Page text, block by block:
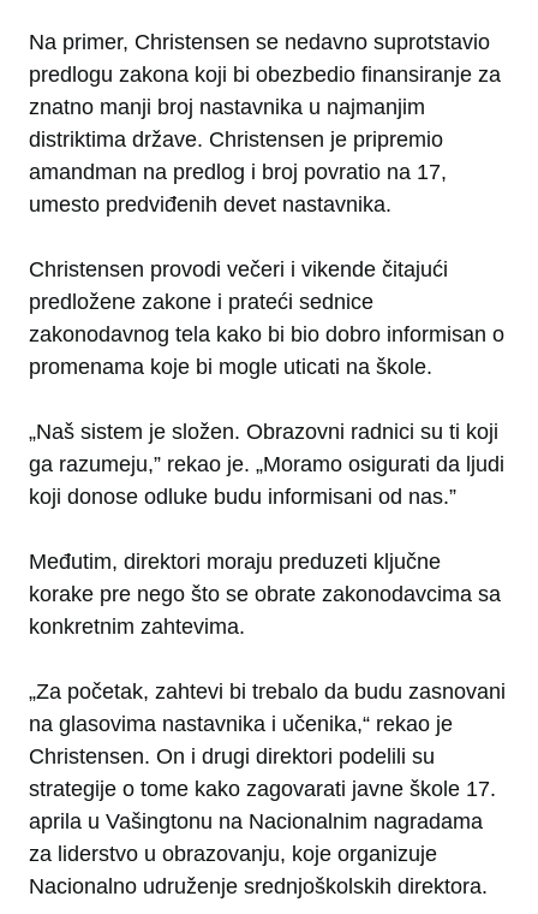
Na primer, Christensen se nedavno suprotstavio
predlogu zakona koji bi obezbedio finansiranje za
znatno manji broj nastavnika u najmanjim
distriktima države. Christensen je pripremio
amandman na predlog i broj povratio na 17,
umesto predviđenih devet nastavnika.
Christensen provodi večeri i vikende čitajući
predložene zakone i prateći sednice
zakonodavnog tela kako bi bio dobro informisan o
promenama koje bi mogle uticati na škole.
„Naš sistem je složen. Obrazovni radnici su ti koji
ga razumeju,” rekao je. „Moramo osigurati da ljudi
koji donose odluke budu informisani od nas.”
Međutim, direktori moraju preduzeti ključne
korake pre nego što se obrate zakonodavcima sa
konkretnim zahtevima.
„Za početak, zahtevi bi trebalo da budu zasnovani
na glasovima nastavnika i učenika,“ rekao je
Christensen. On i drugi direktori podelili su
strategije o tome kako zagovarati javne škole 17.
aprila u Vašingtonu na Nacionalnim nagradama
za liderstvo u obrazovanju, koje organizuje
Nacionalno udruženje srednjoškolskih direktora.